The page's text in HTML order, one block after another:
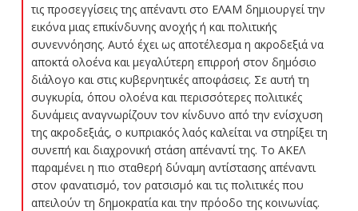
τις προσεγγίσεις της απέναντι στο ΕΛΑΜ δημιουργεί την
εικόνα μιας επικίνδυνης ανοχής ή και πολιτικής
συνεννόησης. Αυτό έχει ως αποτέλεσμα η ακροδεξιά να
αποκτά ολοένα και μεγαλύτερη επιρροή στον δημόσιο
διάλογο και στις κυβερνητικές αποφάσεις. Σε αυτή τη
συγκυρία, όπου ολοένα και περισσότερες πολιτικές
δυνάμεις αναγνωρίζουν τον κίνδυνο από την ενίσχυση
της ακροδεξιάς, ο κυπριακός λαός καλείται να στηρίξει τη
συνεπή και διαχρονική στάση απέναντί της. Το ΑΚΕΛ
παραμένει η πιο σταθερή δύναμη αντίστασης απέναντι
στον φανατισμό, τον ρατσισμό και τις πολιτικές που
απειλούν τη δημοκρατία και την πρόοδο της κοινωνίας.